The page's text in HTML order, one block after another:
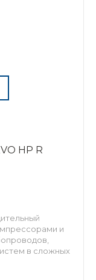
HP R
и
в сложных